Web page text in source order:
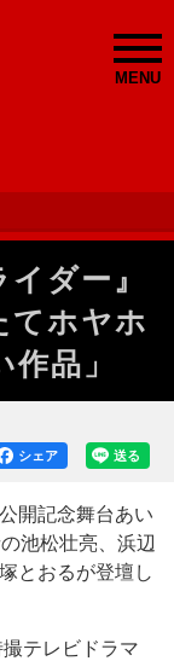
MENU
ダー』
ホヤホ
品」
送る
シェア
開記念舞台あい
池松壮亮、浜辺
とおるが登壇し
テレビドラマ